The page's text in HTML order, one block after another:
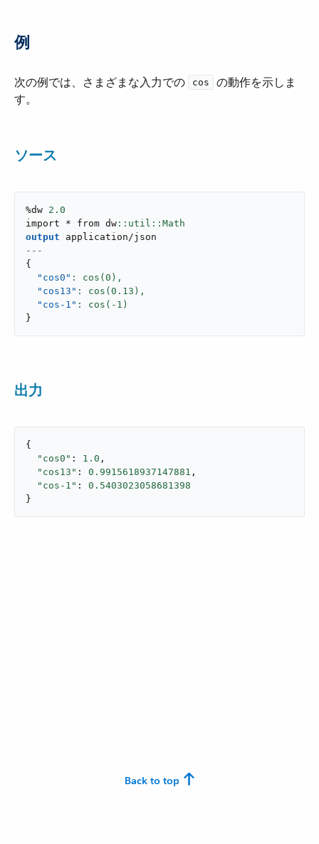
例
次の例では、さまざまな入力での ​ cos
​ の動作を示しま
す。
ソース
%dw 2.0
import * from dw
output
application/json
---
{
"cos0" : cos( 0 ),
"cos13" : cos( 0.13 ),
"cos-1" : cos(- 1
}
出力
{
"cos0" : 1.0 ,
"cos13" : 0.9915618937147881 ,
"cos-1" : 0.5403023058681398
}
Back to top